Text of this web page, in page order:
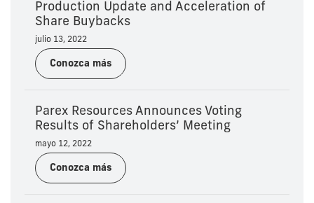
Production Update and Acceleration of
Share Buybacks
julio 13, 2022
Conozca más
Parex Resources Announces Voting
Results of Shareholders’ Meeting
mayo 12, 2022
Conozca más